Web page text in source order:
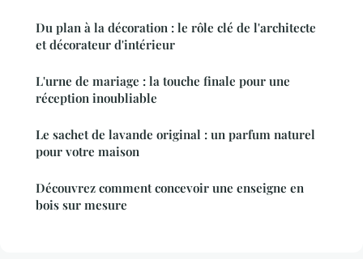
Du plan à la décoration : le rôle clé de l'architecte
et décorateur d'intérieur
L'urne de mariage : la touche finale pour une
réception inoubliable
Le sachet de lavande original : un parfum naturel
pour votre maison
Découvrez comment concevoir une enseigne en
bois sur mesure